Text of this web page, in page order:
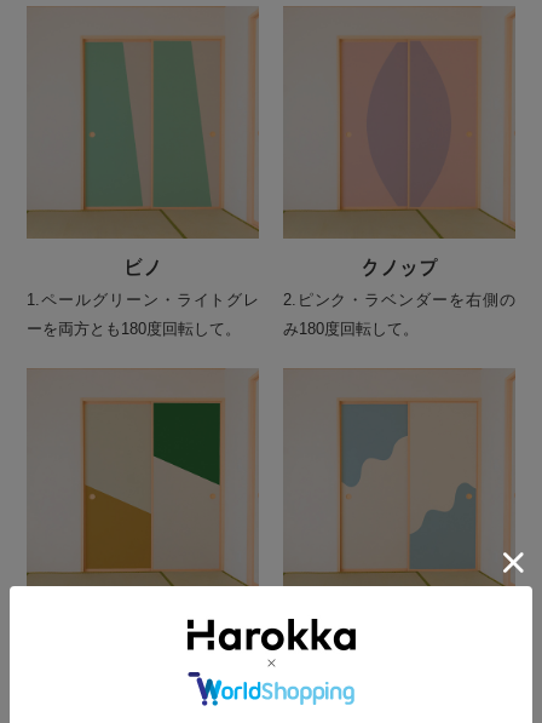
ビノ
1.ペールグリーン・ライトグレ
ーを両方とも180度回転して。
クノップ
2.ピンク・ラベンダーを右側の
み180度回転して。
と1.グリーン・オフホワイトの
側のみ180度回転して。